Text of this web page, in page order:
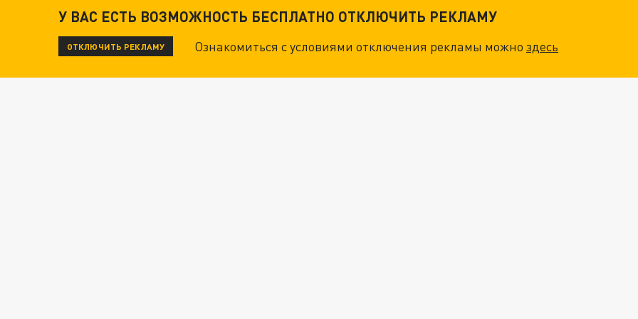
У ВАС ЕСТЬ ВОЗМОЖНОСТЬ БЕСПЛАТНО ОТКЛЮЧИТЬ РЕКЛАМУ
ОТКЛЮЧИТЬ РЕКЛАМУ Ознакомиться с условиями отключения рекламы можноздесь